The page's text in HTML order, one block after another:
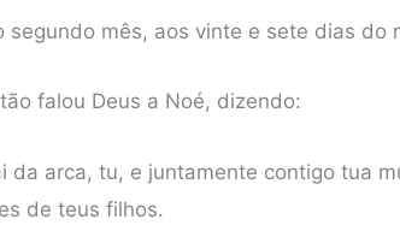
segundo mês, aos vinte e sete dias do
falou Deus a Noé, dizendo:
da arca, tu, e juntamente contigo tua
de teus filhos.